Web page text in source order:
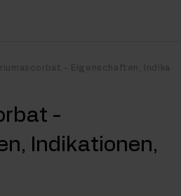
- Eigenschaften,
-
Indikationen,